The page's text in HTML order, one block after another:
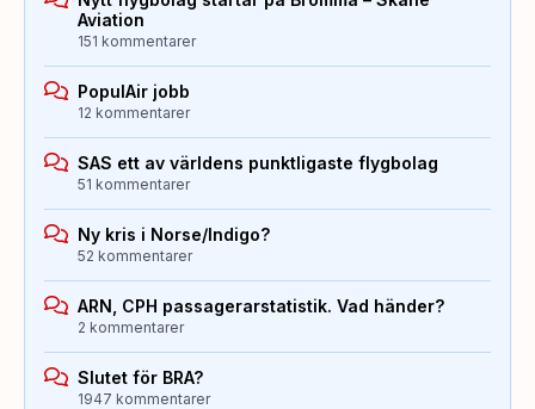
Aviation
151 kommentarer
PopulAir jobb
12 kommentarer
SAS ett av världens punktligaste flygbolag
51 kommentarer
Ny kris i Norse/Indigo?
52 kommentarer
ARN, CPH passagerarstatistik. Vad händer?
2 kommentarer
Slutet för BRA?
1947 kommentarer